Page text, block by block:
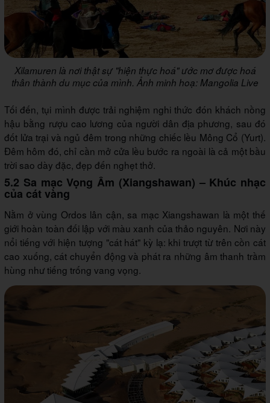
Xilamuren là nơi thật sự "hiện thực hoá" ước mơ được hoá
thân thành du mục của mình. Ảnh minh hoạ: Mangolia Live
Tối đến, tụi mình được trải nghiệm nghi thức đón khách nồng
hậu bằng rượu cao lương của người dân địa phương, sau đó
đốt lửa trại và ngủ đêm trong những chiếc lều Mông Cổ (Yurt).
Đêm hôm đó, chỉ cần mở cửa lều bước ra ngoài là cả một bầu
trời sao dày đặc, đẹp đến nghẹt thở.
5.2 Sa mạc Vọng Âm (Xiangshawan) – Khúc nhạc
của cát vàng
Nằm ở vùng Ordos lân cận, sa mạc Xiangshawan là một thế
giới hoàn toàn đối lập với màu xanh của thảo nguyên. Nơi này
nổi tiếng với hiện tượng "cát hát" kỳ lạ: khi trượt từ trên cồn cát
cao xuống, cát chuyển động và phát ra những âm thanh trầm
hùng như tiếng trống vang vọng.